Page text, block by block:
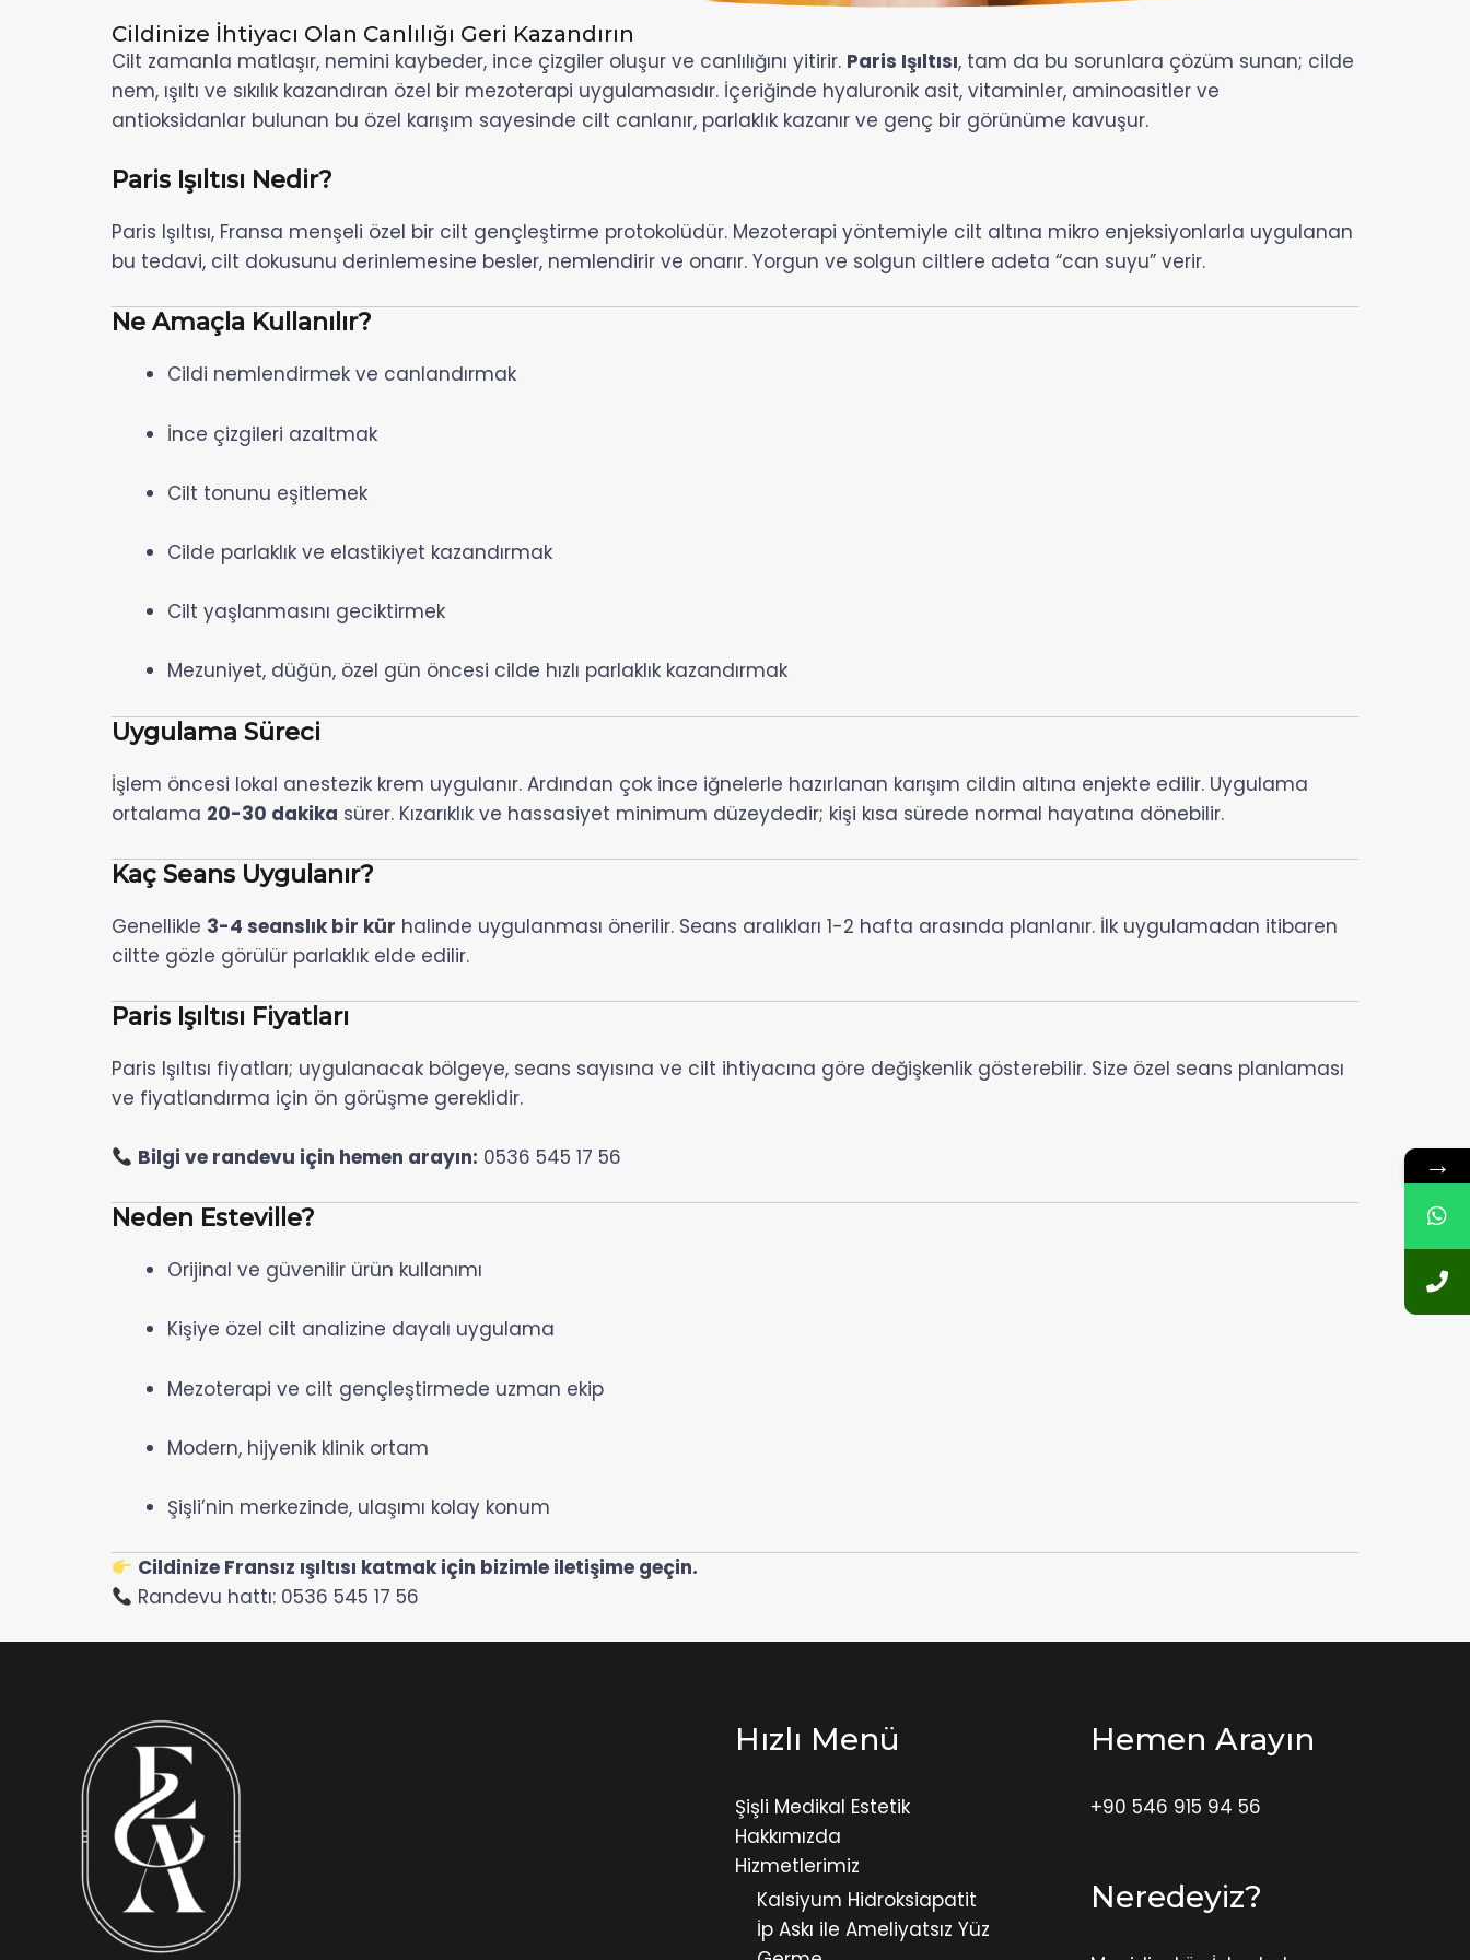
Cildinize İhtiyacı Olan Canlılığı Geri Kazandırın
Cilt zamanla matlaşır, nemini kaybeder, ince çizgiler oluşur ve canlılığını yitirir. Paris Işıltısı, tam da bu sorunlara çözüm sunan; cilde
nem, ışıltı ve sıkılık kazandıran özel bir mezoterapi uygulamasıdır. İçeriğinde hyaluronik asit, vitaminler, aminoasitler ve
antioksidanlar bulunan bu özel karışım sayesinde cilt canlanır, parlaklık kazanır ve genç bir görünüme kavuşur.
Paris Işıltısı Nedir?
Paris Işıltısı, Fransa menşeli özel bir cilt gençleştirme protokolüdür. Mezoterapi yöntemiyle cilt altına mikro enjeksiyonlarla uygulanan
bu tedavi, cilt dokusunu derinlemesine besler, nemlendirir ve onarır. Yorgun ve solgun ciltlere adeta “can suyu” verir.
Ne Amaçla Kullanılır?
Cildi nemlendirmek ve canlandırmak
İnce çizgileri azaltmak
Cilt tonunu eşitlemek
Cilde parlaklık ve elastikiyet kazandırmak
Cilt yaşlanmasını geciktirmek
Mezuniyet, düğün, özel gün öncesi cilde hızlı parlaklık kazandırmak
Uygulama Süreci
İşlem öncesi lokal anestezik krem uygulanır. Ardından çok ince iğnelerle hazırlanan karışım cildin altına enjekte edilir. Uygulama
ortalama 20-30 dakika sürer. Kızarıklık ve hassasiyet minimum düzeydedir; kişi kısa sürede normal hayatına dönebilir.
Kaç Seans Uygulanır?
Genellikle 3-4 seanslık bir kür halinde uygulanması önerilir. Seans aralıkları 1-2 hafta arasında planlanır. İlk uygulamadan itibaren
ciltte gözle görülür parlaklık elde edilir.
Paris Işıltısı Fiyatları
Paris Işıltısı fiyatları; uygulanacak bölgeye, seans sayısına ve cilt ihtiyacına göre değişkenlik gösterebilir. Size özel seans planlaması
ve fiyatlandırma için ön görüşme gereklidir.
Bilgi ve randevu için hemen arayın: 0536 545 17 56
Neden Esteville?
Orijinal ve güvenilir ürün kullanımı
Kişiye özel cilt analizine dayalı uygulama
Mezoterapi ve cilt gençleştirmede uzman ekip
Modern, hijyenik klinik ortam
Şişli’nin merkezinde, ulaşımı kolay konum
Cildinize Fransız ışıltısı katmak için bizimle iletişime geçin.
Randevu hattı: 0536 545 17 56
Hızlı Menü
Şişli Medikal Estetik
Hakkımızda
Hizmetlerimiz
Kalsiyum Hidroksiapatit
İp Askı ile Ameliyatsız Yüz
Hemen Arayın
+90 546 915 94 56
Neredeyiz?
→